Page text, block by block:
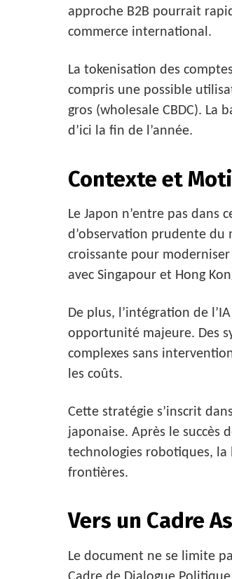
approche B2B pourrait
commerce international.
La tokenisation des
compris une possible
gros (wholesale CBDC).
d’ici la fin de l’année.
Contexte et
Le Japon n’entre pas dans
d’observation prudente du
croissante pour
avec Singapour et Hong
De plus, l’intégration de
opportunité majeure. Des
complexes sans
les coûts.
Cette stratégie s’inscrit
japonaise. Après le succès
technologies robotiques, la
frontières.
Vers un Cadre
Le document ne se limite